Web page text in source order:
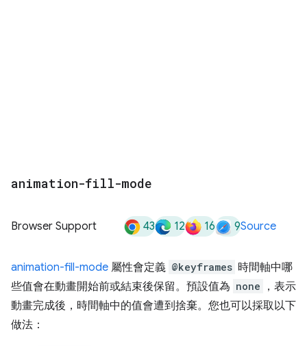
animation-fill-mode
Browser Support 43 12 16 9Source
animation-fill-mode 屬性會定義 @keyframes 時間軸中哪
些值會在動畫開始前或結束後保留。預設值為 none
，表示
動畫完成後，時間軸中的值會遭到捨棄。您也可以採取以下
做法：